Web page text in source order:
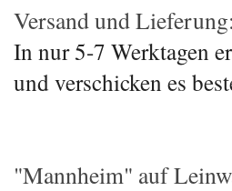
Versand und Lieferung:
In nur 5-7 Werktagen
und verschicken es
"Mannheim" auf